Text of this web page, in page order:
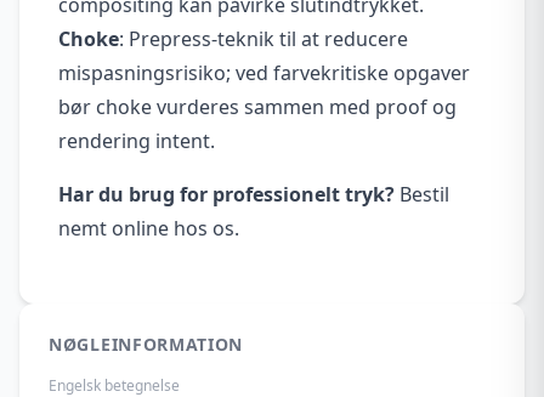
Choke: Prepress-teknik til at reducere
mispasningsrisiko; ved farvekritiske opgaver
bør choke vurderes sammen med proof og
rendering intent.
Har du brug for professionelt tryk? Bestil
nemt online hos os.
NØGLEINFORMATION
Engelsk betegnelse